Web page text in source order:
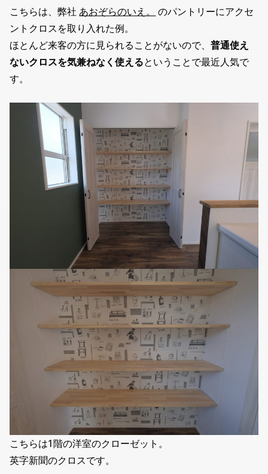
こちらは、弊社 あおぞらのいえ。
のパントリーにアクセ
ントクロスを取り入れた例。
ほとんど来客の方に見られることがないので、普通使え
ないクロスを気兼ねなく使えるということで最近人気で
す。
こちらは1階の洋室のクローゼット。
英字新聞のクロスです。